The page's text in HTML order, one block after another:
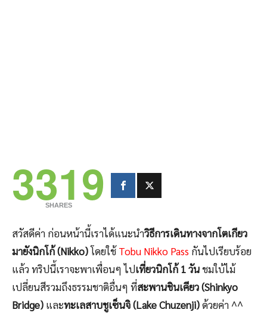
3319
SHARES
สวัสดีค่า ก่อนหน้านี้เราได้แนะนำวิธีการเดินทางจากโตเกียว
มายังนิกโก้ (Nikko)โดยใช้ Tobu Nikko Pass กันไปเรียบร้อย
แล้ว ทริปนี้เราจะพาเพื่อนๆ ไปเที่ยวนิกโก้ 1 วันชมใบ้ไม้
เปลี่ยนสีรวมถึงธรรมชาติอื่นๆ ที่สะพานชินเคียว (Shinkyo
Bridge) และทะเลสาบชูเซ็นจิ (Lake Chuzenji)ด้วยค่า ^^